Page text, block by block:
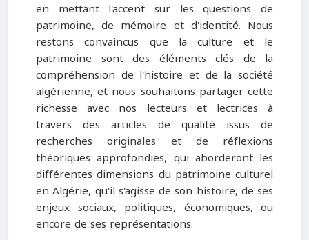
en mettant l'accent sur les questions de
patrimoine, de mémoire et d'identité. Nous
restons convaincus que la culture et le
patrimoine sont des éléments clés de la
compréhension de l'histoire et de la société
algérienne, et nous souhaitons partager cette
richesse avec nos lecteurs et lectrices à
travers des articles de qualité issus de
recherches originales et de réflexions
théoriques approfondies, qui aborderont les
différentes dimensions du patrimoine culturel
en Algérie, qu'il s'agisse de son histoire, de ses
enjeux sociaux, politiques, économiques, ou
encore de ses représentations.